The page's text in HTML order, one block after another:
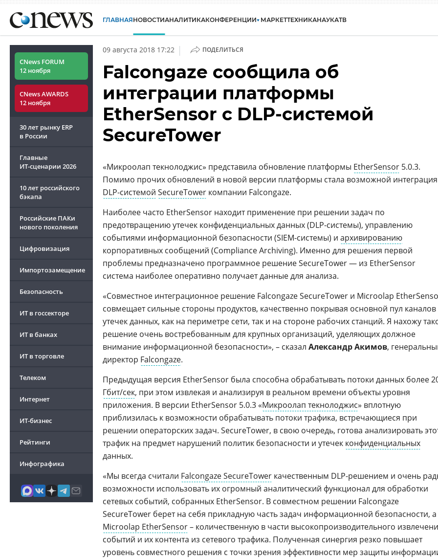
ГЛАВНАЯНОВОСТИАНАЛИТИКАКОНФЕРЕНЦИИ МАРКЕТТЕХНИКАНАУКАТВ
CNews FORUM
12 ноября
CNews AWARDS
12 ноября
30 лет рынку ERP
в России
Главные
ИТ-сценарии 2026
10 лет российского
бэкапа
Российские ПАКи
нового поколения
Цифровизация
Импортозамещение
Безопасность
ИТ в госсекторе
ИТ в банках
ИТ в торговле
Телеком
Интернет
ИТ-бизнес
Рейтинги
Инфографика
09 августа 2018 17:22 | ПОДЕЛИТЬСЯ
Falcongaze сообщила об
интеграции платформы
EtherSensor с DLP-системой
SecureTower
«Микроолап текнолоджис» представила обновление платформы EtherSensor 5.0.3.
Помимо прочих обновлений в новой версии платформы стала возможной
DLP-системой SecureTower компании Falcongaze.
Наиболее часто EtherSensor находит применение при решении задач по
предотвращению утечек конфиденциальных данных (DLP-системы), управлению
событиями информационной безопасности (SIEM-системы) и архивированию
корпоративных сообщений (Compliance Archiving). Именно для решения первой
проблемы предназначено программное решение SecureTower — из EtherSensor
система наиболее оперативно получает данные для анализа.
«Совместное интеграционное решение Falcongaze SecureTower и Microolap
совмещает сильные стороны продуктов, качественно покрывая основной пул каналов
утечек данных, как на периметре сети, так и на стороне рабочих станций. Я нахожу
решение очень востребованным для крупных организаций, уделяющих должное
внимание информационной безопасности», – сказал Александр Акимов,
директор Falcongaze.
Предыдущая версия EtherSensor была способна обрабатывать потоки данных более
Гбит/сек, при этом извлекая и анализируя в реальном времени объекты уровня
приложения. В версии EtherSensor 5.0.3 «Микроолап текнолоджис» вплотную
приблизилась к возможности обрабатывать потоки трафика, встречающиеся при
решении операторских задач. SecureTower, в свою очередь, готова анализировать
трафик на предмет нарушений политик безопасности и утечек конфиденциальных
данных.
«Мы всегда считали Falcongaze SecureTower качественным DLP-решением и очень
возможности использовать их огромный аналитический функционал для обработки
сетевых событий, собранных EtherSensor. В совместном решении Falcongaze
SecureTower берет на себя прикладную часть задач информационной безопасности, а
Microolap EtherSensor– количественную в части высокопроизводительного
событий и их контента из сетевого трафика. Полученная синергия резко повышает
уровень совместного решения с точки зрения эффективности мер защиты